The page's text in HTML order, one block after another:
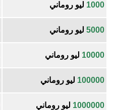
1000 ليو روماني
5000 ليو روماني
10000 ليو روماني
100000 ليو روماني
1000000 ليو روماني